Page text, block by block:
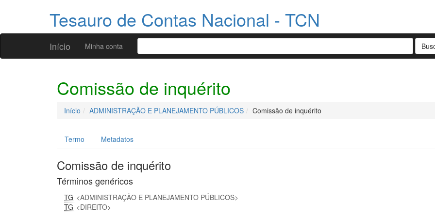
Tesauro de Contas Nacional - TCN
Início Minha conta
Comissão de inquérito
Início ADMINISTRAÇÃO E PLANEJAMENTO PÚBLICOS Comissão de inquérito
Termo Metadatos
Comissão de inquérito
Términos genéricos
TG
ADMINISTRAÇÃO E PLANEJAMENTO PÚBLICOS
TG
DIREITO